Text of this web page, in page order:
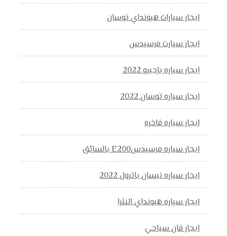
ايجار سيارات هيونداي توسان
ايجار سيارت مرسيدس
ايجار سياره باجيرو 2022
ايجار سياره توسان 2022
ايجار سياره فاخره
ايجار سياره مرسيدسE200 بالسائق
ايجار سياره نيسان باترول 2022
ايجار سياره هيونداي النترا
ايجار فان سياحي